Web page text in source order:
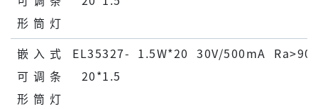
形 筒 灯
嵌 ⼊ 式
可 调 条
形 筒 灯
EL35327-
20*1.5
1.5W*20 30V/500mA Ra>90